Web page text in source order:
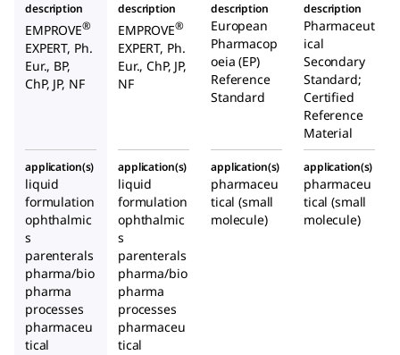
description
EMPROVE®
EXPERT, Ph.
Eur., BP,
ChP, JP, NF
description
EMPROVE®
EXPERT, Ph.
Eur., ChP, JP,
NF
description
European
Pharmacop
oeia (EP)
Reference
Standard
description
Pharmaceut
ical
Secondary
Standard;
Certified
Reference
Material
application(s)
liquid
formulation
ophthalmic
s
parenterals
pharma/bio
pharma
processes
pharmaceu
tical
application(s)
liquid
formulation
ophthalmic
s
parenterals
pharma/bio
pharma
processes
pharmaceu
tical
application(s)
pharmaceu
tical (small
molecule)
application(s)
pharmaceu
tical (small
molecule)